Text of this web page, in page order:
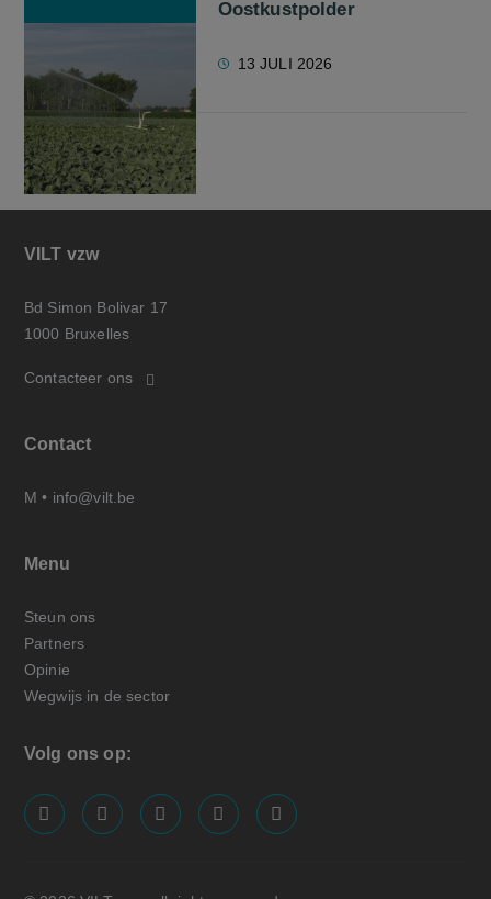
Oostkustpolder
13 JULI 2026
VILT vzw
Bd Simon Bolivar 17
1000 Bruxelles
Contacteer ons
Contact
M • info@vilt.be
Menu
Steun ons
Partners
Opinie
Wegwijs in de sector
Volg ons op:
screenreader.visit us on our facebook page: https://
screenreader.visit us on our linkedin page:
screenreader.visit us on our
screenreader.visit us on our x
screenreader.visit us on